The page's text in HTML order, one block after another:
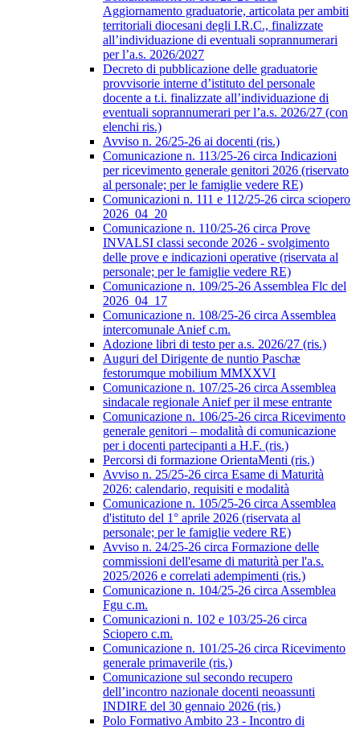
Aggiornamento graduatorie, articolata per ambiti
territoriali diocesani degli I.R.C., finalizzate
all’individuazione di eventuali soprannumerari
per l’a.s. 2026/2027
Decreto di pubblicazione delle graduatorie
provvisorie interne d’istituto del personale
docente a t.i. finalizzate all’individuazione di
eventuali soprannumerari per l’a.s. 2026/27 (con
elenchi ris.)
Avviso n. 26/25-26 ai docenti (ris.)
Comunicazione n. 113/25-26 circa Indicazioni
per ricevimento generale genitori 2026 (riservato
al personale; per le famiglie vedere RE)
Comunicazioni n. 111 e 112/25-26 circa sciopero
2026_04_20
Comunicazione n. 110/25-26 circa Prove
INVALSI classi seconde 2026 - svolgimento
delle prove e indicazioni operative (riservata al
personale; per le famiglie vedere RE)
Comunicazione n. 109/25-26 Assemblea Flc del
2026_04_17
Comunicazione n. 108/25-26 circa Assemblea
intercomunale Anief c.m.
Adozione libri di testo per a.s. 2026/27 (ris.)
Auguri del Dirigente de nuntio Paschæ
festorumque mobilium MMXXVI
Comunicazione n. 107/25-26 circa Assemblea
sindacale regionale Anief per il mese entrante
Comunicazione n. 106/25-26 circa Ricevimento
generale genitori – modalità di comunicazione
per i docenti partecipanti a H.F. (ris.)
Percorsi di formazione OrientaMenti (ris.)
Avviso n. 25/25-26 circa Esame di Maturità
2026: calendario, requisiti e modalità
Comunicazione n. 105/25-26 circa Assemblea
d'istituto del 1° aprile 2026 (riservata al
personale; per le famiglie vedere RE)
Avviso n. 24/25-26 circa Formazione delle
commissioni dell'esame di maturità per l'a.s.
2025/2026 e correlati adempimenti (ris.)
Comunicazione n. 104/25-26 circa Assemblea
Fgu c.m.
Comunicazioni n. 102 e 103/25-26 circa
Sciopero c.m.
Comunicazione n. 101/25-26 circa Ricevimento
generale primaverile (ris.)
Comunicazione sul secondo recupero
dell’incontro nazionale docenti neoassunti
INDIRE del 30 gennaio 2026 (ris.)
Polo Formativo Ambito 23 - Incontro di